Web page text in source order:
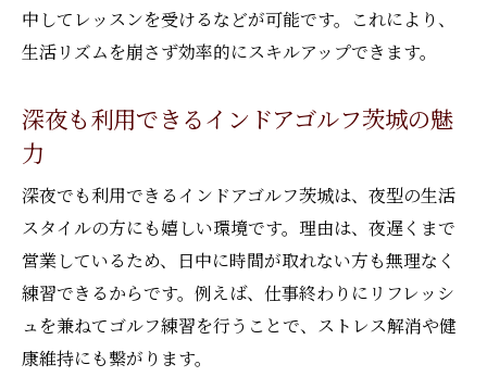
中してレッスンを受けるなどが可能です。これにより、
生活リズムを崩さず効率的にスキルアップできます。
深夜も利用できるインドアゴルフ茨城の魅
力
深夜でも利用できるインドアゴルフ茨城は、夜型の生活
スタイルの方にも嬉しい環境です。理由は、夜遅くまで
営業しているため、日中に時間が取れない方も無理なく
練習できるからです。例えば、仕事終わりにリフレッシ
ュを兼ねてゴルフ練習を行うことで、ストレス解消や健
康維持にも繋がります。